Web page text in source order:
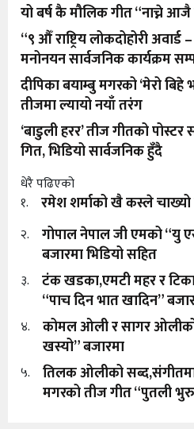
यो बर्ष कै मौलिक गीत “नाच्ने आजै
“९ औँ राष्ट्रिय लोकदोहोरी
मनोनयन सार्वजनिक कार्यक्रम
दीपिका बयाम्बु मगरको ‘मेरो
तीजमा ल्यायो नयाँ तरंग
‘बाडुली हरर’ तीज गीतको
गित, भिडियो सार्वजनिक हुँदै
धेरै पढिएको
१.
रमेश शर्माको खै कस्ले चाख्यो
२.
गोपाल नेपाल जी एमको “यु
बजारमा भिडियो सहित
३.
टंक खडका,एमटी महर र
“पाच दिन भात खादिन”
४.
कोमल ओली र सागर
खस्यो” बजारमा
५.
तिलक ओलीको सब्द,संगीतमा
मगरको तीज गीत “पुतली